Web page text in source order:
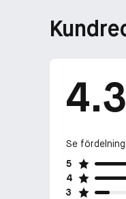
4.3
Se
5
4
3